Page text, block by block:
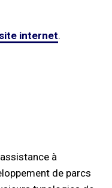
internet.
à
de parcs